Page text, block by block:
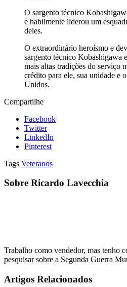
O sargento técnico
e habilmente liderou um
deles.
O extraordinário heroísmo e
sargento técnico Kobashigawa
mais altas tradições do serviço
crédito para ele, sua unidade e
Unidos.
Compartilhe
Facebook
Twitter
LinkedIn
Pinterest
Tags Veteranos
Sobre Ricardo Lavecchia
Trabalho como vendedor, mas tenho
pesquisar sobre a Segunda Guerra
Artigos Relacionados